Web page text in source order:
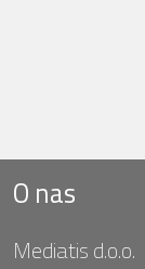
O nas
Mediatis d.o.o.